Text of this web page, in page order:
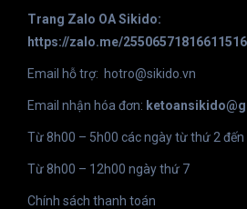
Trang Zalo OA Sikido:
https://zalo.me/
Email hỗ trợ: hotro@sikido.vn
Email nhận hóa đơn:
Từ 8h00 – 5h00 các ngày từ thứ 2 đến
Từ 8h00 – 12h00 ngày thứ 7
Chính sách thanh toán